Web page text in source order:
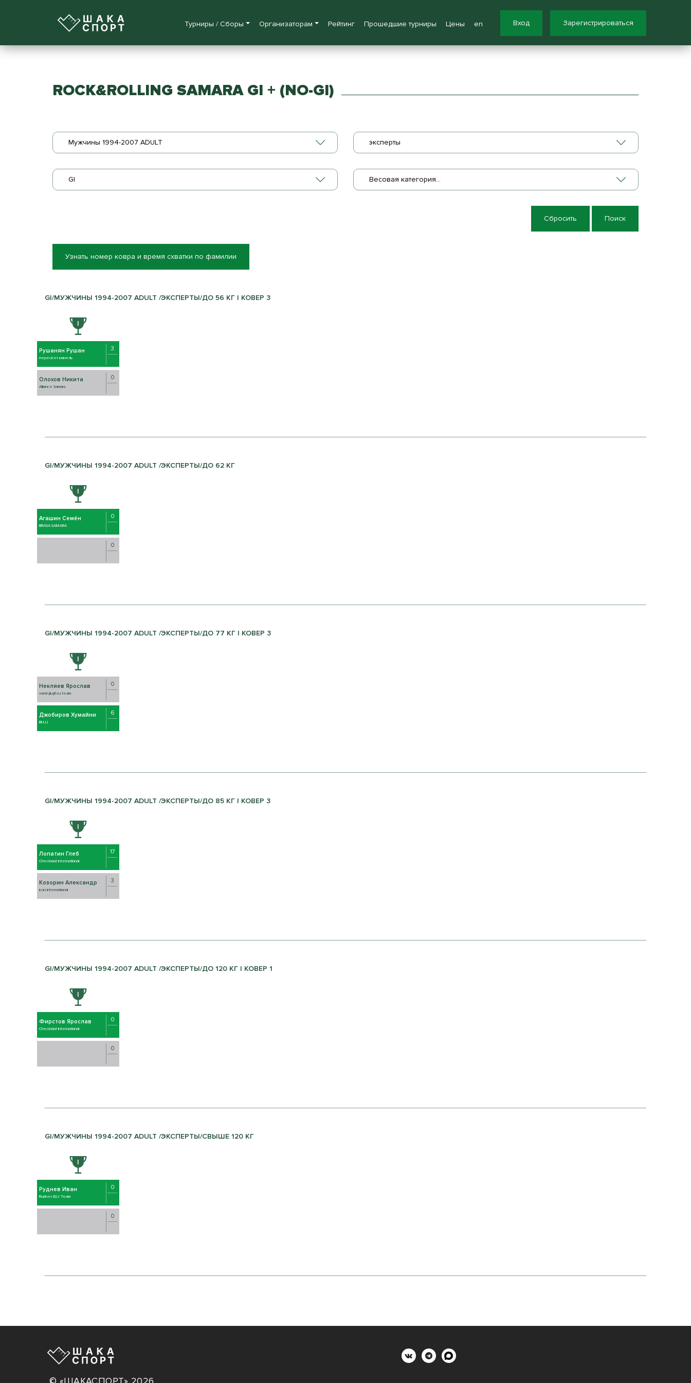
Турниры / Сборы Организаторам Рейтинг Прошедшие турниры Цены en Вход Зарегистрироваться
ROCK&ROLLING SAMARA GI + (NO-GI)
Мужчины 1994-2007 ADULT эксперты
GI Весовая категория...
Сбросить Поиск
Узнать номер ковра и время схватки по фамилии
GI/МУЖЧИНЫ 1994-2007 ADULT /ЭКСПЕРТЫ/ДО 56 КГ | КОВЕР 3
Рушанян Рушан
пересвет кинель
3
Олохов Никита
Alliance Samara
0
GI/МУЖЧИНЫ 1994-2007 ADULT /ЭКСПЕРТЫ/ДО 62 КГ
Агашин Семён
BRASA SAMARA
0
0
GI/МУЖЧИНЫ 1994-2007 ADULT /ЭКСПЕРТЫ/ДО 77 КГ | КОВЕР 3
Некляев Ярослав
voron jiu-jitsu team
0
Джобиров Хумайни
BHJJ
6
GI/МУЖЧИНЫ 1994-2007 ADULT /ЭКСПЕРТЫ/ДО 85 КГ | КОВЕР 3
Лопатин Глеб
Checkmat international
17
Козорин Александр
icon international
3
GI/МУЖЧИНЫ 1994-2007 ADULT /ЭКСПЕРТЫ/ДО 120 КГ | КОВЕР 1
Фирстов Ярослав
Checkmat international
0
0
GI/МУЖЧИНЫ 1994-2007 ADULT /ЭКСПЕРТЫ/СВЫШЕ 120 КГ
Руднев Иван
Rudnev BJJ Team
0
0